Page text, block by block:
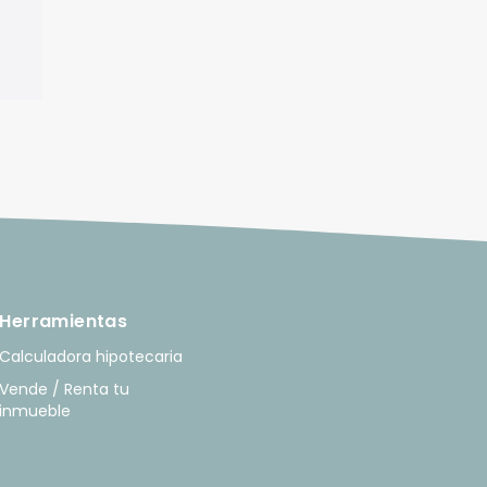
Herramientas
Calculadora hipotecaria
Vende / Renta tu
inmueble